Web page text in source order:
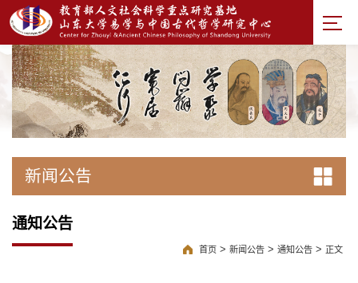
新闻公告
通知公告
首页 > 新闻公告 > 通知公告 > 正文